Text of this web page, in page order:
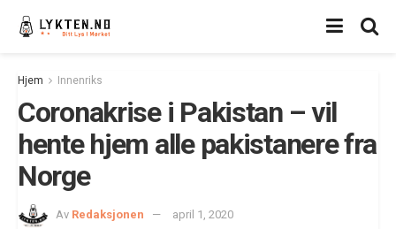
Hjem Innenriks
Coronakrise i Pakistan – vil
hente hjem alle pakistanere fra
Norge
Av Redaksjonen
april 1, 2020